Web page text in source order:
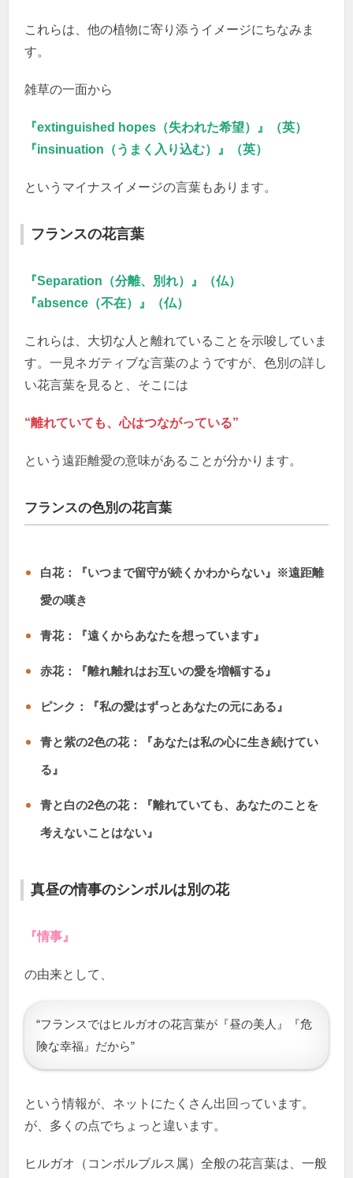
これらは、他の植物に寄り添うイメージにちなみま
す。
雑草の一面から
『extinguished hopes（失われた希望）』（英）
『insinuation（うまく入り込む）』（英）
というマイナスイメージの言葉もあります。
フランスの花言葉
『Separation（分離、別れ）』（仏）
『absence（不在）』（仏）
これらは、大切な人と離れていることを示唆していま
す。一見ネガティブな言葉のようですが、色別の詳し
い花言葉を見ると、そこには
“離れていても、心はつながっている”
という遠距離愛の意味があることが分かります。
フランスの色別の花言葉
白花：『いつまで留守が続くかわからない』※遠距離
愛の嘆き
青花：『遠くからあなたを想っています』
赤花：『離れ離れはお互いの愛を増幅する』
ピンク：『私の愛はずっとあなたの元にある』
青と紫の2色の花：『あなたは私の心に生き続けてい
る』
青と白の2色の花：『離れていても、あなたのことを
考えないことはない』
真昼の情事のシンボルは別の花
『情事』
の由来として、
“フランスではヒルガオの花言葉が『昼の美人』『危
険な幸福』だから”
という情報が、ネットにたくさん出回っています。
が、多くの点でちょっと違います。
ヒルガオ（コンボルブルス属）全般の花言葉は、一般